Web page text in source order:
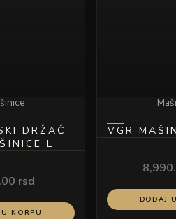
DRŽAČ
L
rsd
KORPU
VGR
DODAJ